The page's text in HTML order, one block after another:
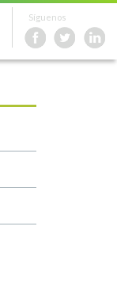
Síguenos